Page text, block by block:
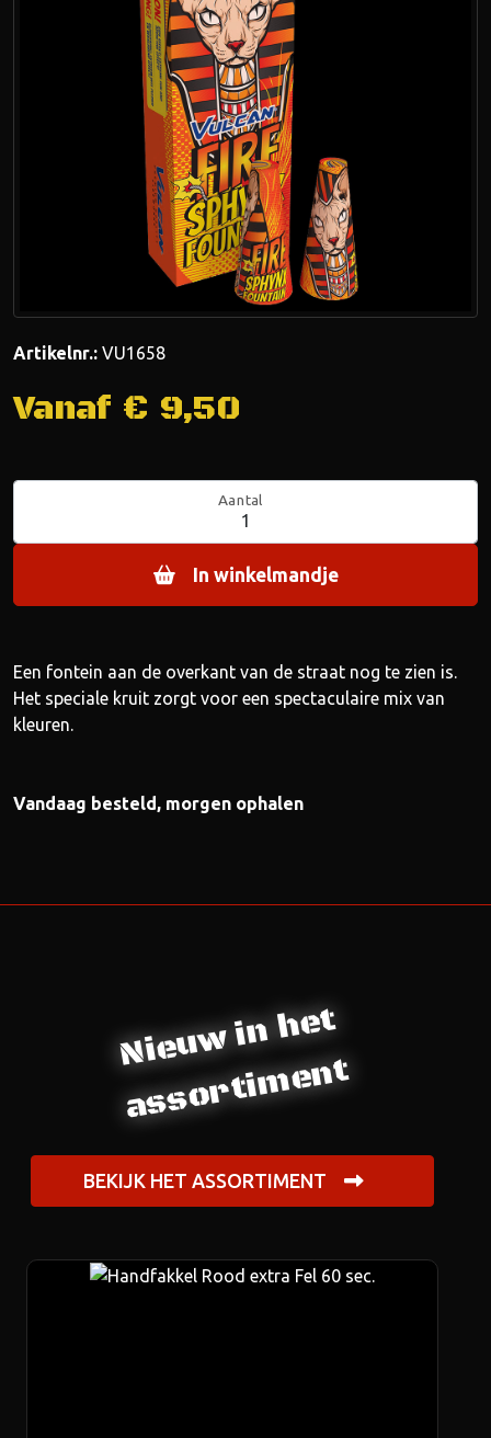
Artikelnr.: VU1658
Vanaf € 9,50
Aantal
In winkelmandje
Een fontein aan de overkant van de straat nog te zien is.
Het speciale kruit zorgt voor een spectaculaire mix van
kleuren.
Vandaag besteld, morgen ophalen
Nieuw in het
assortiment
BEKIJK HET ASSORTIMENT